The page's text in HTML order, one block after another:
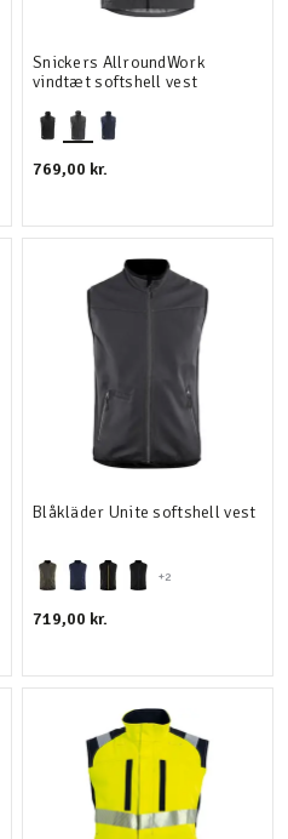
Snickers AllroundWork
vindtæt softshell vest
769,00 kr.
+2
Blåkläder Unite softshell vest
719,00 kr.